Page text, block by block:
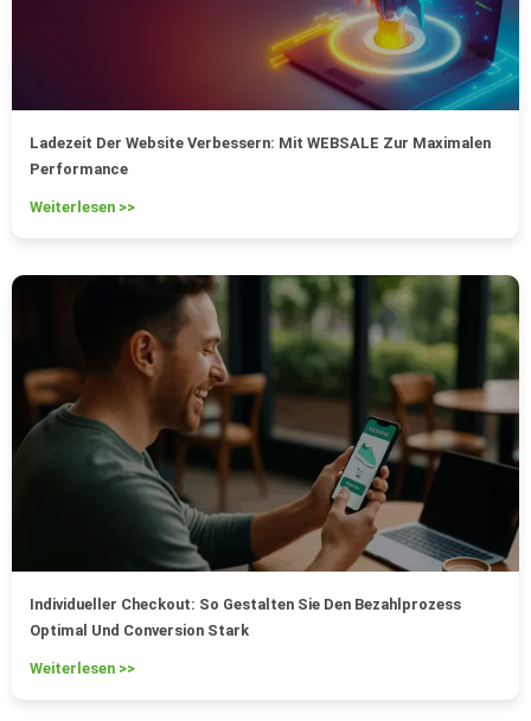
Ladezeit Der Website Verbessern: Mit WEBSALE Zur Maximalen
Performance
Weiterlesen >>
Individueller Checkout: So Gestalten Sie Den Bezahlprozess
Optimal Und Conversion Stark
Weiterlesen >>